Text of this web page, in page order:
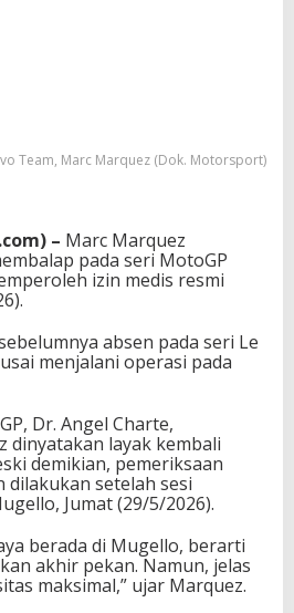
Team, Marc Marquez (Dok. Motorsport)
– Marc Marquez
pada seri MotoGP
izin medis resmi
absen pada seri Le
menjalani operasi pada
Dr. Angel Charte,
dinyatakan layak kembali
demikian, pemeriksaan
setelah sesi
, Jumat (29/5/2026).
berada di Mugello, berarti
akhir pekan. Namun, jelas
maksimal,” ujar Marquez.